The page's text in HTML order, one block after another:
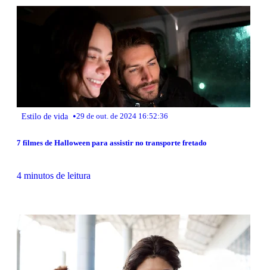
Estilo de vida •29 de out. de 2024 16:52:36
7 filmes de Halloween para assistir no transporte fretado
4 minutos de leitura